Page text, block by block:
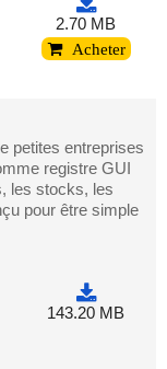
2.70 MB
Acheter
petites entreprises
registre GUI
les stocks, les
pour être simple
143.20 MB